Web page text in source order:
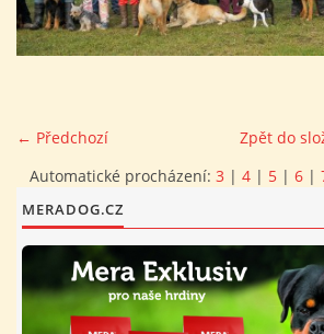
KONTAKTY KK
PROVOZNÍ ŘÁD
O NÁS - HISTORIE A SOUČASNOST
AVZO TSČ ČR CHRUDIM P.S.
← Předchozí
Zpět do
Automatické procházení: 3 | 4 | 5 | 6 |
MERADOG.CZ